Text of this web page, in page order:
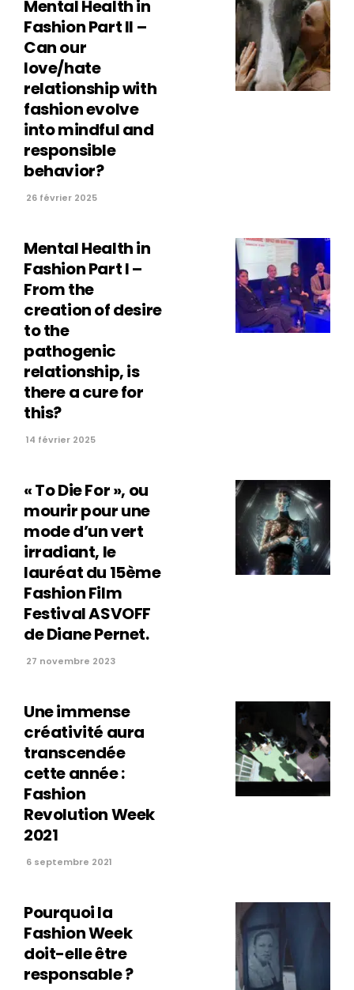
Mental Health in
Fashion Part II –
Can our
love/hate
relationship with
fashion evolve
into mindful and
responsible
behavior?
26 février 2025
Mental Health in
Fashion Part I –
From the
creation of desire
to the
pathogenic
relationship, is
there a cure for
this?
14 février 2025
« To Die For », ou
mourir pour une
mode d’un vert
irradiant, le
lauréat du 15ème
Fashion Film
Festival ASVOFF
de Diane Pernet.
27 novembre 2023
Une immense
créativité aura
transcendée
cette année :
Fashion
Revolution Week
2021
6 septembre 2021
Pourquoi la
Fashion Week
doit-elle être
responsable ?